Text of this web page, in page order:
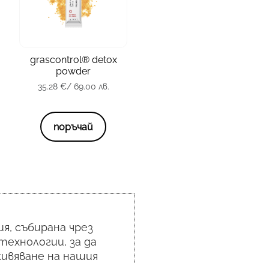
grascontrol® detox
powder
тип кожа
опаковка 20 x 3 гр.
35.28€ / 69.00 лв.
35.28 €/ 69.00 лв.
поръчай
събирана чрез
за да
на нашия